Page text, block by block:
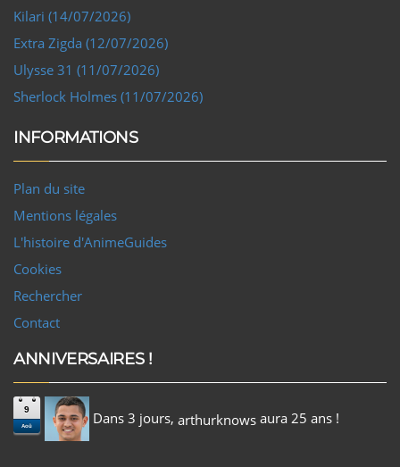
Kilari (14/07/2026)
Extra Zigda (12/07/2026)
Ulysse 31 (11/07/2026)
Sherlock Holmes (11/07/2026)
INFORMATIONS
Plan du site
Mentions légales
L'histoire d'AnimeGuides
Cookies
Rechercher
Contact
ANNIVERSAIRES !
9
Aoû Dans 3 jours, arthurknows aura 25 ans !